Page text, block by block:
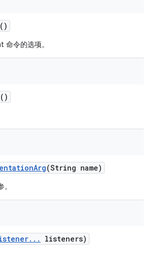
()
命令的选项。
()
Arg(String name)
. . . listeners)